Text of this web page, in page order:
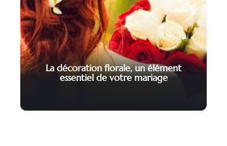
La décoration florale, un élément
essentiel de votre mariage